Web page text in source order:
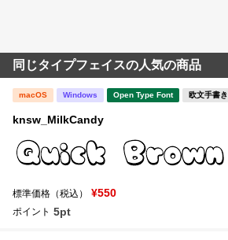
同じタイプフェイスの人気の商品
macOS Windows Open Type Font 欧文手書き
knsw_MilkCandy
標準価格（税込） ¥550
ポイント 5pt